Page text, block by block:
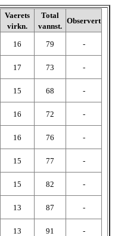
Vaerets
virkn.
Total
vannst.
Observert
16 79
-
17 73
-
15 68
-
16 72
-
16 76
-
15 77
-
15 82
-
13 87
-
13 91
-